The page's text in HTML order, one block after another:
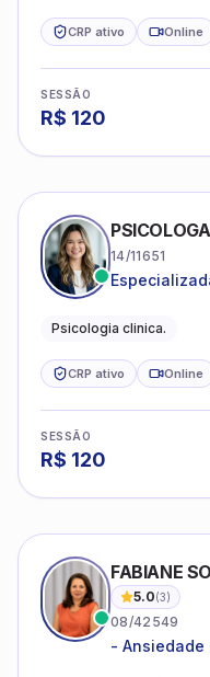
CRP ativo Online
SESSÃO
R$ 120
14/11651
Psicologia clinica.
CRP ativo Online
SESSÃO
R$ 120
FABIANE
5.0(3)
08/42549
-